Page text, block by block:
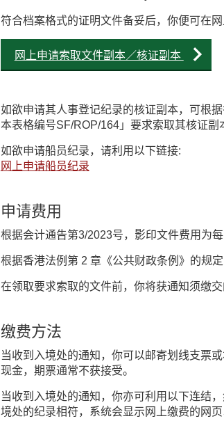
符合档案格式的证明文件备妥后，你便可在
网上申请索取文件副本／核证副本
如欲申请其人事登记纪录的核证副本，可根
本表格编号SF/ROP/164」要求索取其核证副
如欲申请船员纪录，请利用以下链接:
网上申请船员纪录
申请费用
根据会计通告第3/2023号，影印文件费用为每
根据香港法例第 2 章《公共财政条例》的规
在领取要求索取的文件前，你将获通知须缴交
缴费方法
当收到入境处的通知，你可以邮寄划线支票
现金，期票通常不获接受。
当收到入境处的通知，你亦可利用以下连结
境处的纪录相符，系统会显示网上缴费的网页